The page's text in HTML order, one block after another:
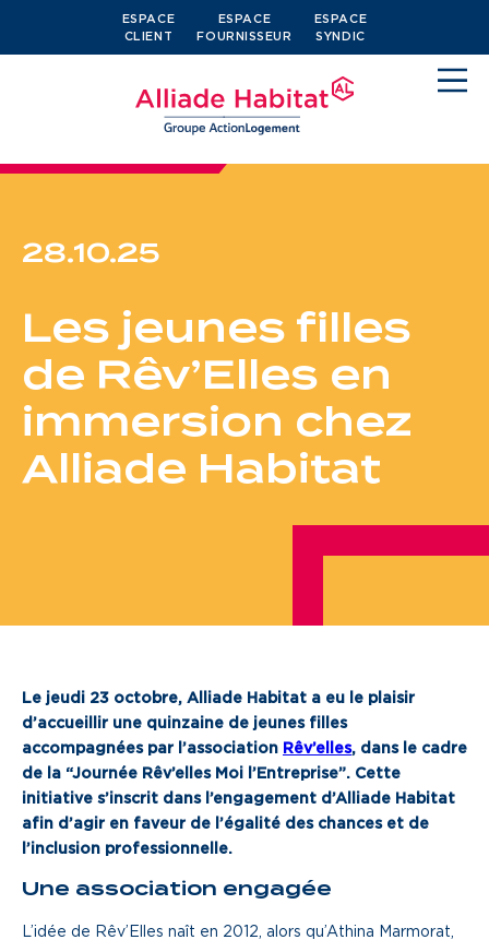
ESPACE
CLIENT
ESPACE
FOURNISSEUR
ESPACE
SYNDIC
Je cherche un logement
J’ai moins de 30 ans
Je suis salarié
J’ai plus de 65 ans
Services aux habitants
Innovation
Qui sommes-nous
Notre vision
Notre projet d’entreprise
28.10.25
Les jeunes filles
de Rêv’Elles en
immersion chez
Alliade Habitat
Le jeudi 23 octobre, Alliade Habitat a eu le plaisir
d’accueillir une quinzaine de jeunes filles
accompagnées par l’association Rêv’elles, dans le cadre
de la “Journée Rêv’elles Moi l’Entreprise”. Cette
initiative s’inscrit dans l’engagement d’Alliade Habitat
afin d’agir en faveur de l’égalité des chances et de
l’inclusion professionnelle.
Une association engagée
L’idée de Rêv’Elles naît en 2012, alors qu’Athina Marmorat,